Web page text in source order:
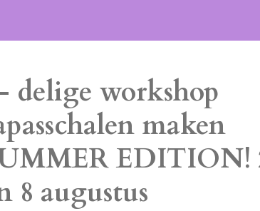
delige workshop
maken
EDITION!
8 augustus